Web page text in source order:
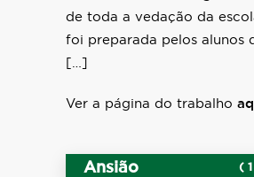
de toda a vedação da
foi preparada pelos alunos
[…]
Ver a página do trabalho
Ansião (